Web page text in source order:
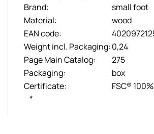
Brand:
small foot
Material:
wood
EAN code:
Weight incl. Packaging:0,24
Page Main Catalog:
275
Packaging:
box
Certificate:
FSC® 100%
*